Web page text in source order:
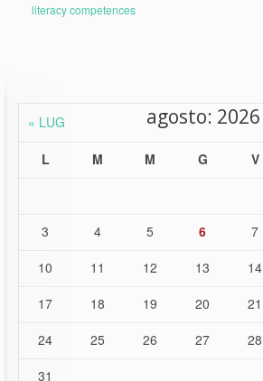
literacy competences
« LUG agosto: 2026
L M M G V
3
4 5 6 7
10
11 12 13 14
17
18 19 20 21
24
25 26 27 28
31